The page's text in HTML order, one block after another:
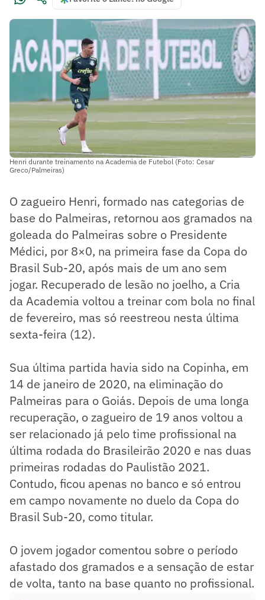
Henri durante treinamento na Academia de Futebol (Foto: Cesar
Greco/Palmeiras)
O zagueiro Henri, formado nas categorias de
base do Palmeiras, retornou aos gramados na
goleada do Palmeiras sobre o Presidente
Médici, por 8×0, na primeira fase da Copa do
Brasil Sub-20, após mais de um ano sem
jogar. Recuperado de lesão no joelho, a Cria
da Academia voltou a treinar com bola no final
de fevereiro, mas só reestreou nesta última
sexta-feira (12).
Sua última partida havia sido na Copinha, em
14 de janeiro de 2020, na eliminação do
Palmeiras para o Goiás. Depois de uma longa
recuperação, o zagueiro de 19 anos voltou a
ser relacionado já pelo time profissional na
última rodada do Brasileirão 2020 e nas duas
primeiras rodadas do Paulistão 2021.
Contudo, ficou apenas no banco e só entrou
em campo novamente no duelo da Copa do
Brasil Sub-20, como titular.
O jovem jogador comentou sobre o período
afastado dos gramados e a sensação de estar
de volta, tanto na base quanto no profissional.